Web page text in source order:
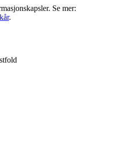
Se mer:
.